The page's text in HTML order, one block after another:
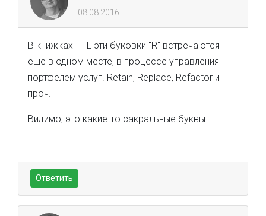
08.08.2016
В книжках ITIL эти буковки "R" встречаются
ещё в одном месте, в процессе управления
портфелем услуг. Retain, Replace, Refactor и
проч.
Видимо, это какие-то сакральные буквы.
Ответить